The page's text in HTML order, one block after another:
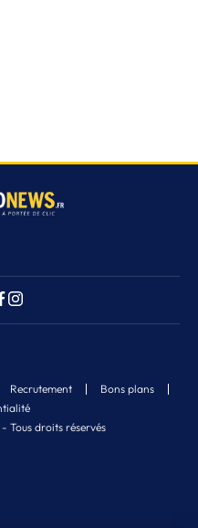
Tous droits réservés
Recrutement
Bons plans